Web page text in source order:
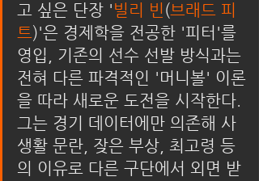
고 싶은 단장 '빌리 빈 (브래드 피
트)'은 경제학을 전공한 '피터'를
영입, 기존의 선수 선발 방식과는
전혀 다른 파격적인 '머니볼' 이론
을 따라 새로운 도전을 시작한다.
그는 경기 데이터에만 의존해 사
생활 문란, 잦은 부상, 최고령 등
의 이유로 다른 구단에서 외면 받